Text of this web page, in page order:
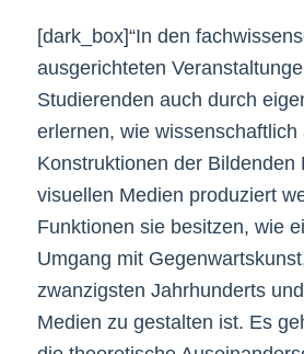
[dark_box]“In den
ausgerichteten
Studierenden auch durch
erlernen, wie wissenschaftlich
Konstruktionen der Bildenden
visuellen Medien produziert
Funktionen sie besitzen, wie
Umgang mit
zwanzigsten Jahrhunderts
Medien zu gestalten ist. Es